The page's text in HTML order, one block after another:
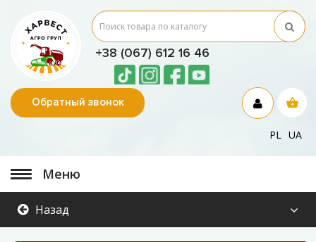
+38 (067) 612 16 46
Обратный звонок
PL UA
Меню
Назад